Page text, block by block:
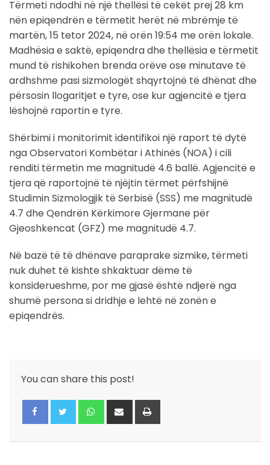
Tërmeti ndodhi në një thellësi të cekët prej 28 km
nën epiqendrën e tërmetit herët në mbrëmje të
martën, 15 tetor 2024, në orën 19:54 me orën lokale.
Madhësia e saktë, epiqendra dhe thellësia e tërmetit
mund të rishikohen brenda orëve ose minutave të
ardhshme pasi sizmologët shqyrtojnë të dhënat dhe
përsosin llogaritjet e tyre, ose kur agjencitë e tjera
lëshojnë raportin e tyre.
Shërbimi i monitorimit identifikoi një raport të dytë
nga Observatori Kombëtar i Athinës (NOA) i cili
renditi tërmetin me magnitudë 4.6 ballë. Agjencitë e
tjera që raportojnë të njëjtin tërmet përfshijnë
Studimin Sizmologjik të Serbisë (SSS) me magnitudë
4.7 dhe Qendrën Kërkimore Gjermane për
Gjeoshkencat (GFZ) me magnitudë 4.7.
Në bazë të të dhënave paraprake sizmike, tërmeti
nuk duhet të kishte shkaktuar dëme të
konsiderueshme, por me gjasë është ndjerë nga
shumë persona si dridhje e lehtë në zonën e
epiqendrës.
You can share this post!
Whatsapp
Share
via